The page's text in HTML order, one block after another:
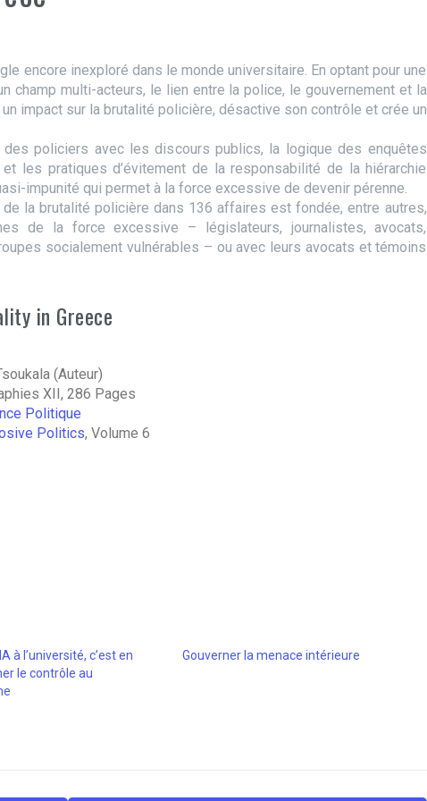
encore inexploré dans le monde universitaire. En optant pour une
champ multi-acteurs, le lien entre la police, le gouvernement et la
impact sur la brutalité policière, désactive son contrôle et crée un
policiers avec les discours publics, la logique des enquêtes
les pratiques d’évitement de la responsabilité de la hiérarchie
impunité qui permet à la force excessive de devenir pérenne.
la brutalité policière dans 136 affaires est fondée, entre autres,
de la force excessive – législateurs, journalistes, avocats,
socialement vulnérables – ou avec leurs avocats et témoins
in Greece
(Auteur)
XII, 286 Pages
Politique
Politics, Volume 6
à l’université, c’est en
le contrôle au
Gouverner la menace intérieure